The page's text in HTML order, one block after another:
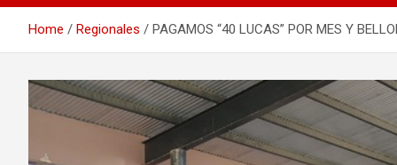
Home Regionales PAGAMOS “40 LUCAS” POR MES Y